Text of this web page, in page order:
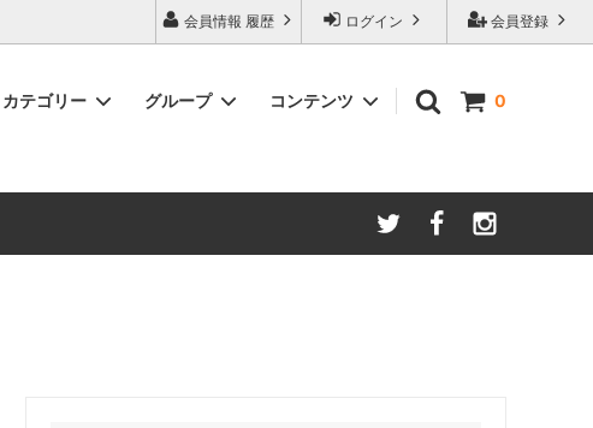
会員登録
ログイン
会員情報 履歴
0
カテゴリー グループ
ブランド・メーカー・種類別
コンテンツ
ギフトラッピングについて